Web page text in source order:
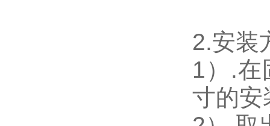
2.安装
1 ）.
寸的安